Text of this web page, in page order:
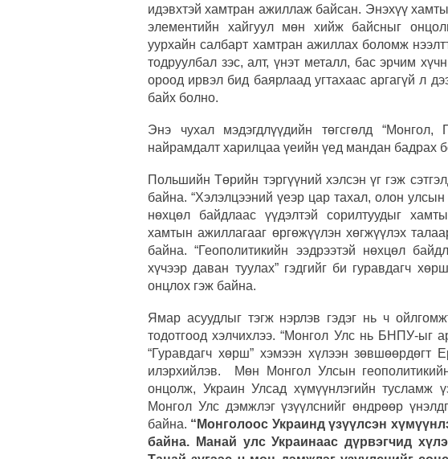
идэвхтэй хамтран ажиллаж байсан. Энэхүү
элементийн хайгуул мөн хийж байсныг
уурхайн салбарт хамтран ажиллах боломж
тодруулбал зэс, алт, үнэт металл, бас эрчим
ороод ирвэл бид баярлаад угтахаас аргагүй л
байх болно.
Энэ чухал мэдэгдлүүдийн төгсгөлд
найрамдалт харилцаа үеийн үед мандан бадрах
Польшийн Төрийн тэргүүний хэлсэн үг гэж
байна. “Хэлэлцээний үеэр цар тахал, олон
нөхцөл байдлаас үүдэлтэй сорилтуудыг
хамтын ажиллагааг өргөжүүлэн хөгжүүлэх
байна. “Геополитикийн ээдрээтэй нөхцөл
хүчээр даван туулах” гэдгийг би гуравдагч
онцлох гэж байна.
Ямар асуудлыг тэгж нэрлэв гэдэг нь ч
тодотгоод хэлчихлээ. “Монгол Улс нь БНПУ-ыг
“Гуравдагч хөрш” хэмээн хүлээн зөвшөөрдөгт
илэрхийлэв. Мөн Монгол Улсын
онцолж, Украин Улсад хүмүүнлэгийн тусламж
Монгол Улс дэмжлэг үзүүлснийг өндрөөр
байна. “Монголоос Украинд үзүүлсэн
байна. Манай улс Украинаас дүрвэгчид